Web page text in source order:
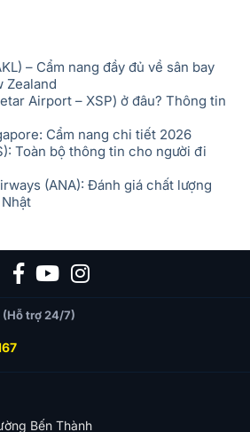
– Cẩm nang đầy đủ về sân bay
Zealand
Airport – XSP) ở đâu? Thông tin
Cẩm nang chi tiết 2026
Toàn bộ thông tin cho người đi
(ANA): Đánh giá chất lượng
(Hỗ trợ 24/7)
Bến Thành